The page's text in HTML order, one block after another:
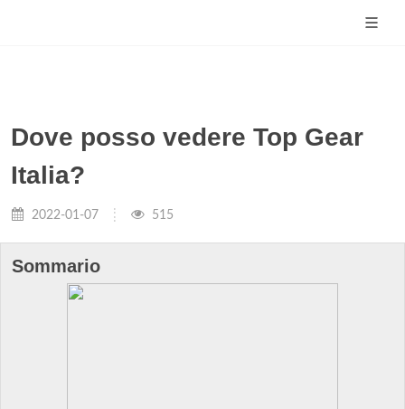
Dove posso vedere Top Gear
Italia?
2022-01-07 515
Sommario